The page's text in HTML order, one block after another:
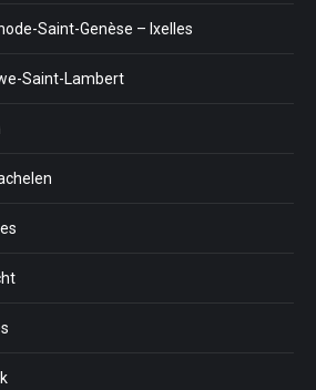
Saint-Genèse – Ixelles
Saint-Lambert